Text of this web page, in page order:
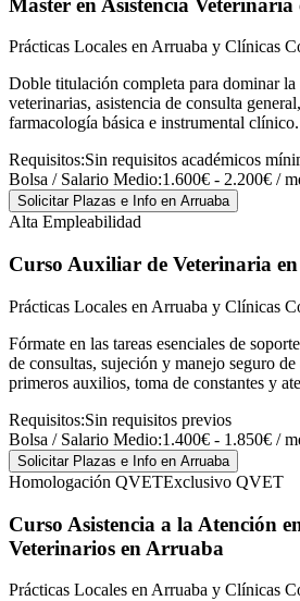
Máster en Asistencia Veterinaria
Prácticas Locales en Arruaba y Clínicas
Doble titulación completa para dominar la
veterinarias, asistencia de consulta
farmacología básica e instrumental clínico.
Requisitos:Sin requisitos académicos
Bolsa / Salario Medio:1.600€ - 2.200€ /
Solicitar Plazas e Info en Arruaba
Alta Empleabilidad
Curso Auxiliar de Veterinaria
Prácticas Locales en Arruaba y Clínicas
Fórmate en las tareas esenciales de
de consultas, sujeción y manejo seguro
primeros auxilios, toma de constantes y
Requisitos:Sin requisitos previos
Bolsa / Salario Medio:1.400€ - 1.850€ /
Solicitar Plazas e Info en Arruaba
Homologación QVETExclusivo QVET
Curso Asistencia a la Atención
Veterinarios en Arruaba
Prácticas Locales en Arruaba y Clínicas